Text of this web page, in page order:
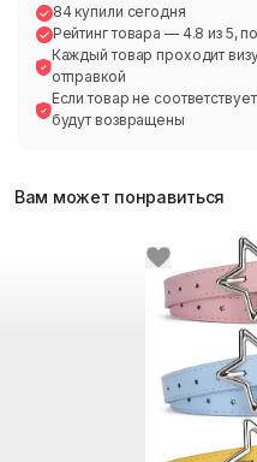
84 купили сегодня
Рейтинг товара — 4.8 из 5,
Каждый товар проходит
отправкой
Если товар не
будут возвращены
Вам может понравиться
Топ продавец